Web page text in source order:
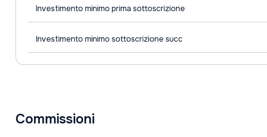
Investimento minimo prima sottoscrizione
Investimento minimo sottoscrizione succ
Commissioni